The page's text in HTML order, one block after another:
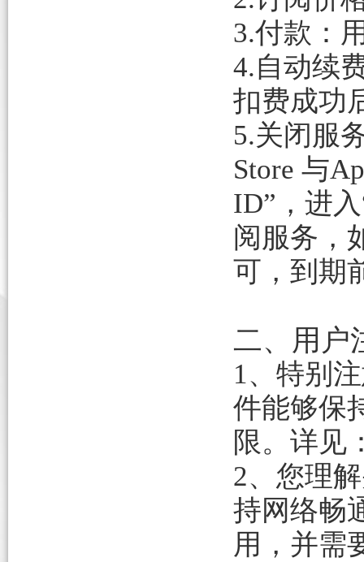
3.付款：
4.自动续
扣费成功
5.关闭服
Store 与
ID”，进
阅服务，
可，到期
二、用户
1、特别
件能够保
限。详见
2、您理
持网络畅
用，并需